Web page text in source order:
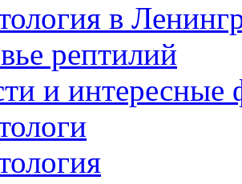
в
рептилий
и интересные